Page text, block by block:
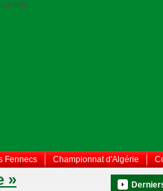
Fennecs Championnat d'Algérie
»